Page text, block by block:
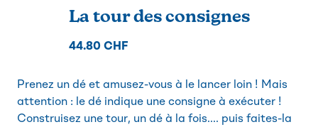
La tour des consignes
44.80 CHF
Prenez un dé et amusez-vous à le lancer loin ! Mais
attention : le dé indique une consigne à exécuter !
Construisez une tour, un dé à la fois.... puis faites-la